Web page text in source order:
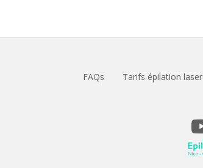
FAQs Tarifs épilation laser